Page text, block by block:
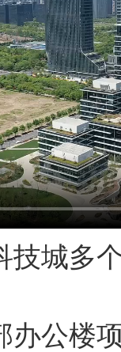
技城多
办公楼